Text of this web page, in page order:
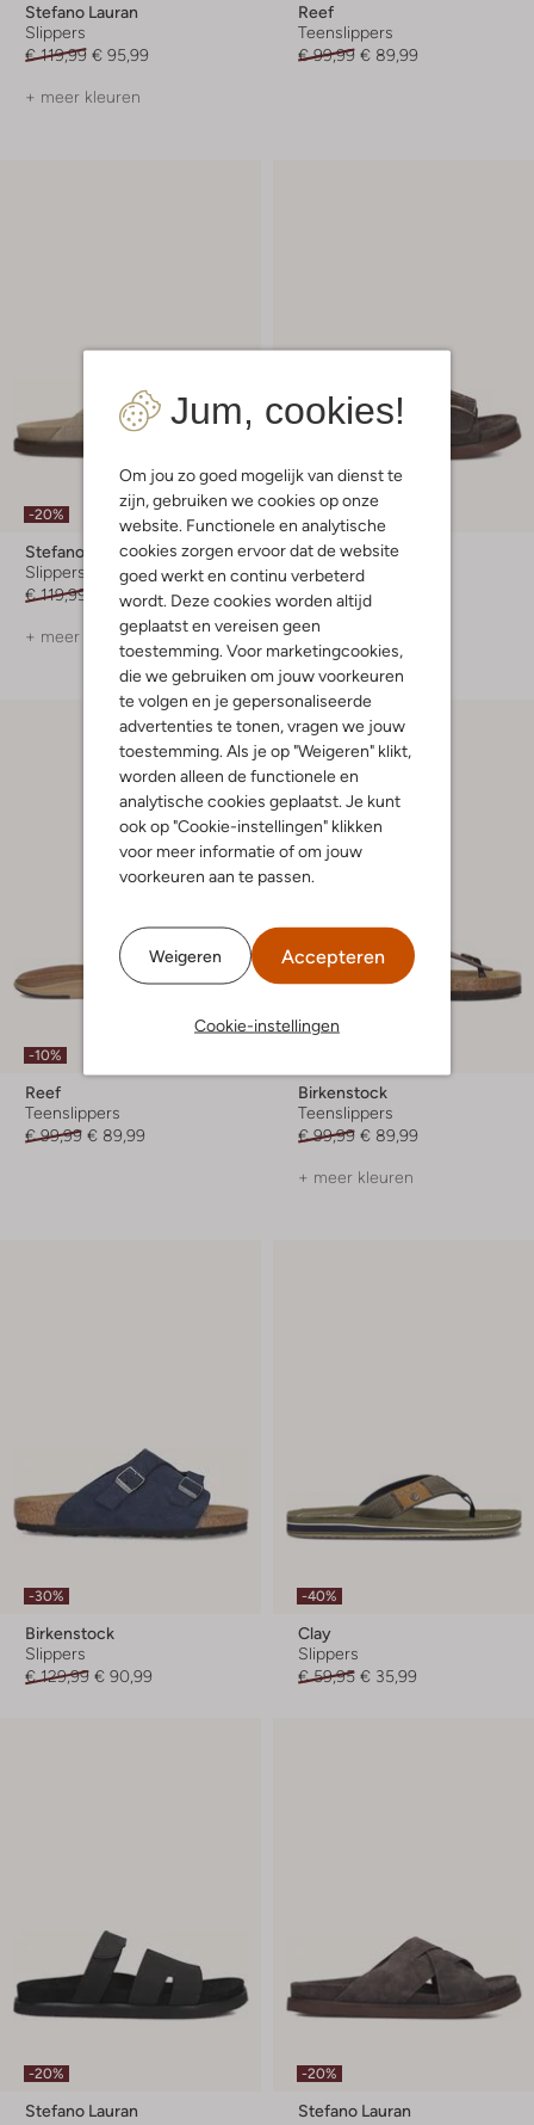
Jum, cookies!
Om jou zo goed mogelijk van dienst te
zijn, gebruiken we cookies op onze
website. Functionele en analytische
cookies zorgen ervoor dat de website
goed werkt en continu verbeterd
wordt. Deze cookies worden altijd
geplaatst en vereisen geen
toestemming. Voor marketingcookies,
die we gebruiken om jouw voorkeuren
te volgen en je gepersonaliseerde
advertenties te tonen, vragen we jouw
toestemming. Als je op "Weigeren" klikt,
worden alleen de functionele en
analytische cookies geplaatst. Je kunt
ook op "Cookie-instellingen" klikken
voor meer informatie of om jouw
voorkeuren aan te passen.
Weigeren Accepteren
Cookie-instellingen
Stefano Lauran
Slippers
€ 119,99 € 95,99
+ meer kleuren
Reef
Teenslippers
€ 99,99 € 89,99
-20%
Stefano Lauran
Slippers
€ 119,99
€ 95,99
+ meer kleuren
-20%
Stefano Lauran
Slippers
€ 119,99 € 95,99
+ meer kleuren
-10%
Reef
Teenslippers
€ 99,99 € 89,99
Birkenstock
Teenslippers
€ 99,99 € 89,99
+ meer kleuren
-30%
Birkenstock
Slippers
€ 129,99 € 90,99
-40%
Clay
Slippers
€ 59,95 € 35,99
-20%
Stefano Lauran
-20%
Stefano Lauran